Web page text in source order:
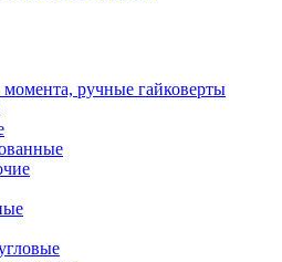
момента, ручные гайковерты